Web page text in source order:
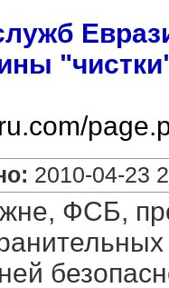
2010-04-23
ФСБ,